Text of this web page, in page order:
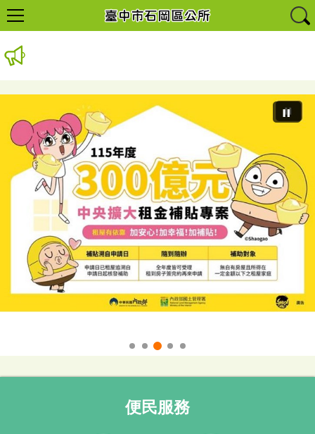
115年300億租金補助專案
便民服務